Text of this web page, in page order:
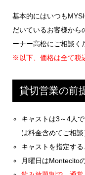
基本的にはいつも
だいているお客様から
ーナー高松にご相談く
※以下、価格は全て税
貸切営業の前
キャストは3～4人
は料金含めてご相談
キャストを指定する
月曜日はMontecito